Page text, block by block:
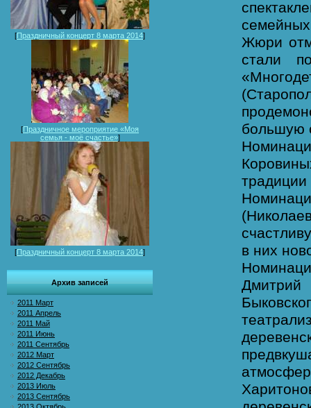
[Праздничный концерт 8 марта 2014]
[Праздничное мероприятие «Моя
семья - моё счастье»]
[Праздничный концерт 8 марта 2014]
Архив записей
2011 Март
2011 Апрель
2011 Май
2011 Июнь
2011 Сентябрь
2012 Март
2012 Сентябрь
2012 Декабрь
2013 Июль
2013 Сентябрь
Жюри
стали
большую
в них